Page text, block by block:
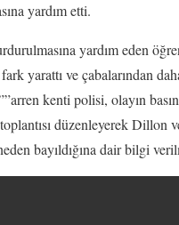
yardım etti.
yardım eden
yarattı ve çabalarından
kenti polisi, olayın
düzenleyerek Dillon
bayıldığına dair bilgi